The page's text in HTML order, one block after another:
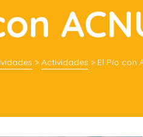
> Actividades > El Pío con